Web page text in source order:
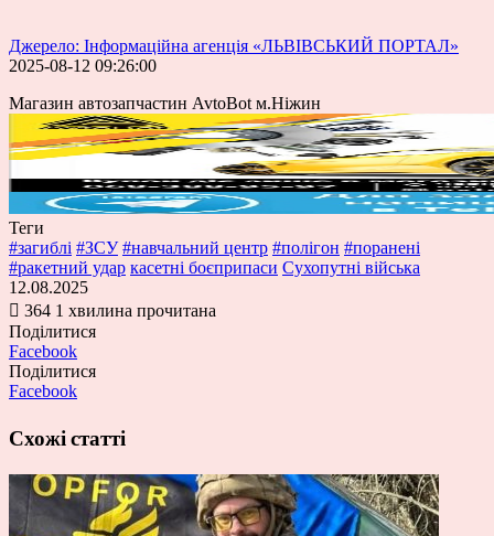
Джерело: Інформаційна агенція «ЛЬВІВСЬКИЙ ПОРТАЛ»
2025-08-12 09:26:00
Магазин автозапчастин AvtoBot м.Ніжин
Теги
#загиблі #ЗСУ #навчальний центр #полігон #поранені
#ракетний удар касетні боєприпаси Сухопутні війська
12.08.2025
364 1 хвилина прочитана
Поділитися
Facebook
Поділитися
Facebook
Схожі статті